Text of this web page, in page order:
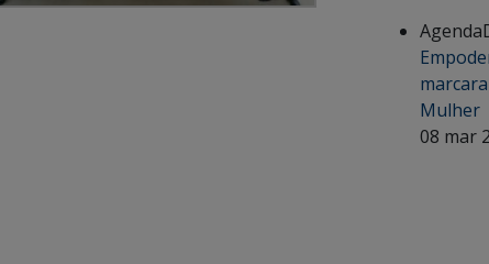
Agenda
Mulher
08 mar